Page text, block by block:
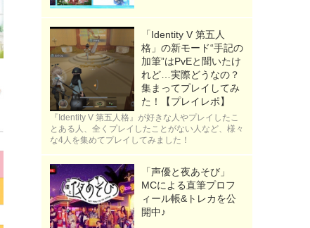
「Identity V 第五人
格」の新モード“手記の
加筆”はPvEと聞いたけ
れど…実際どうなの？
集まってプレイしてみ
た！【プレイレポ】
『Identity V 第五人格』が好きな人やプレイしたこ
とある人、全くプレイしたことがない人など、様々
な4人を集めてプレイしてみました！
「声優と夜あそび」
MCによる直筆プロフ
ィール帳&トレカを公
開中♪